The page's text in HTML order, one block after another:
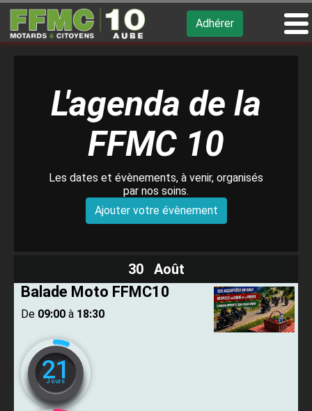
Adhérer
L'agenda de la
FFMC 10
Les dates et évènements, à venir, organisés
par nos soins.
Ajouter votre évènement
30 Août
Balade Moto FFMC10
De ​ 09:00 ​ à ​ 18:30
21
Jours